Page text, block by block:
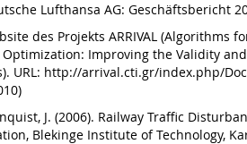
Lufthansa AG: Geschäftsbericht
des Projekts ARRIVAL (Algorithms
Optimization: Improving the Validity
URL: http://arrival.cti.gr/index.php/
J. (2006). Railway Traffic
Blekinge Institute of Technology,